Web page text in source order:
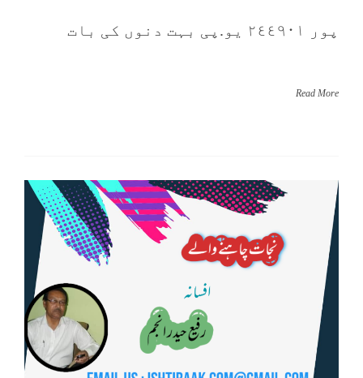
پور ٢٤٤٩٠١ یو.پی بہت دنوں کی بات
Read More